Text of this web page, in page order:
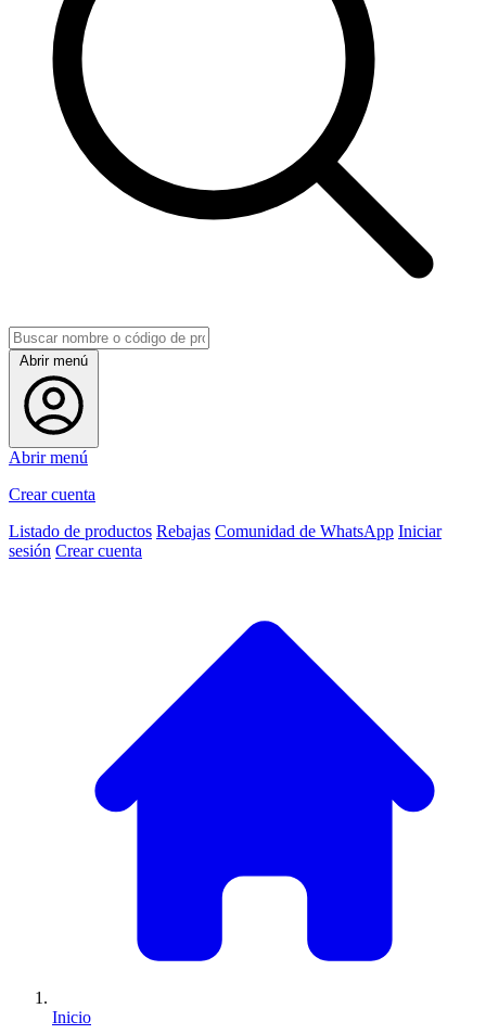
Abrir menú
Abrir menú
Crear cuenta
Listado de productos Rebajas Comunidad de WhatsApp Iniciar
sesión Crear cuenta
Inicio